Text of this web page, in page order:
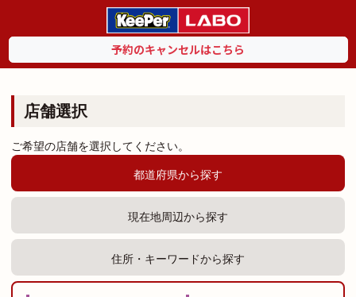
予約のキャンセルはこちら
店舗選択
ご希望の店舗を選択してください。
都道府県から探す
現在地周辺から探す
住所・キーワードから探す